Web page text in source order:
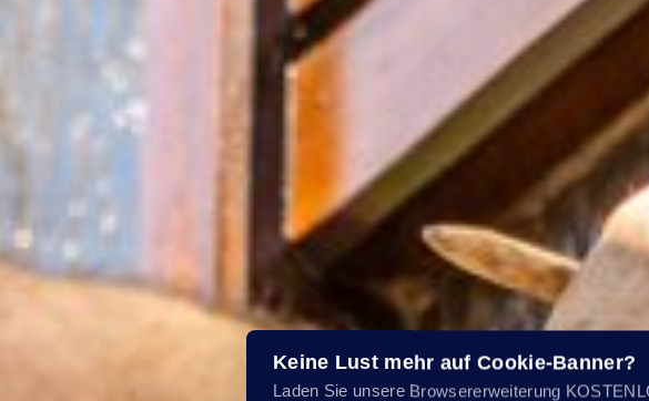
Keine Lust mehr auf Cookie-Banner?
Laden Sie unsere Browsererweiterung